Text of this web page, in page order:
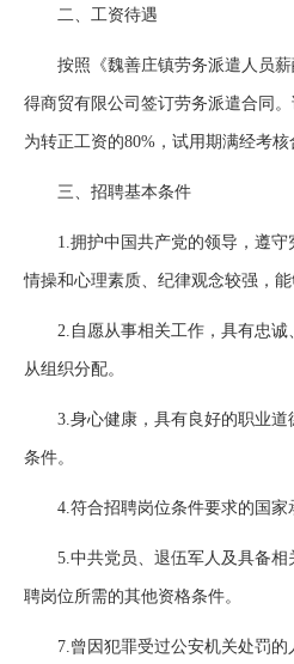
二、工资待遇
按照《魏善庄镇劳务派遣人员薪
得商贸有限公司签订劳务派遣合同
为转正工资的80%，试用期满经考核
三、招聘基本条件
1.拥护中国共产党的领导，遵守
情操和心理素质、纪律观念较强，能
2.自愿从事相关工作，具有忠诚
从组织分配。
3.身心健康，具有良好的职业道
条件。
4.符合招聘岗位条件要求的国家
5.中共党员、退伍军人及具备相
聘岗位所需的其他资格条件。
7.曾因犯罪受过公安机关处罚的